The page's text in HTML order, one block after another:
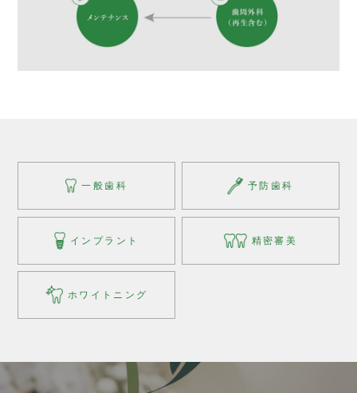
一般歯科 予防歯科
インプラント 精密審美
ホワイトニング